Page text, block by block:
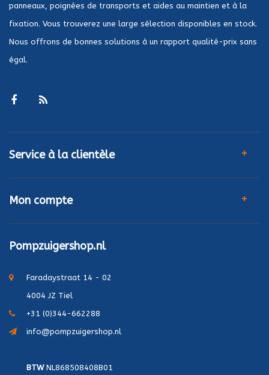
panneaux, poignées de transports et aides au maintien et à la
fixation. Vous trouverez une large sélection disponibles en stock.
Nous offrons de bonnes solutions à un rapport qualité-prix sans
égal.
Service à la clientèle
Mon compte
Pompzuigershop.nl
Faradaystraat 14 - 02
4004 JZ Tiel
+31 (0)344-662288
info@pompzuigershop.nl
BTWNL868508408B01